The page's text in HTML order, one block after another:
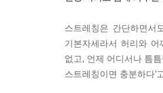
스트레칭은 간단하면
기본자세라서 허리와
없고, 언제 어디서나 틈
스트레칭이면 충분하다’